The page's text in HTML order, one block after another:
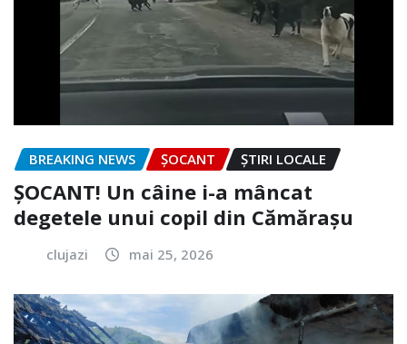
BREAKING NEWS ȘOCANT ȘTIRI LOCALE
ȘOCANT! Un câine i-a mâncat
degetele unui copil din Cămărașu
clujazi mai 25, 2026